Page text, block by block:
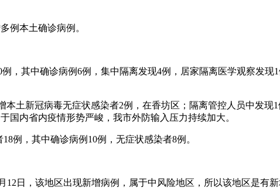
例本土确诊病例。
，其中确诊病例6例，集中隔离发现4例，居家隔离医学观察发
本土新冠病毒无症状感染者2例，在香坊区；隔离管控人员中发
国内省内疫情形势严峻，我市外防输入压力持续加大。
例，其中确诊病例10例，无症状感染者8例。
日，该地区出现新增病例，属于中风险地区，所以该地区是有新